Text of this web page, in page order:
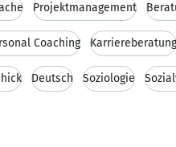
Projektmanagement
Coaching Karriereberatung
Deutsch Soziologie